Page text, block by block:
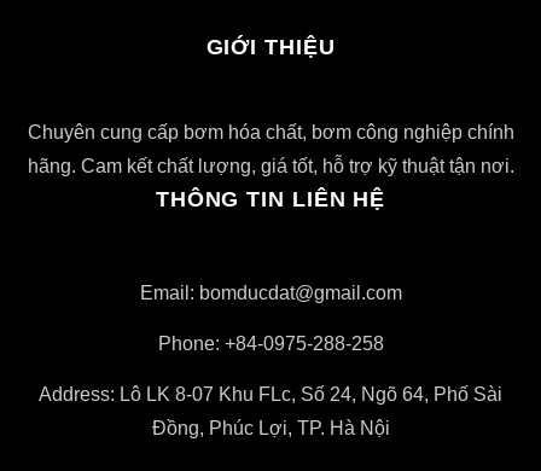
GIỚI THIỆU
Chuyên cung cấp bơm hóa chất, bơm công nghiệp chính
hãng. Cam kết chất lượng, giá tốt, hỗ trợ kỹ thuật tận nơi.
THÔNG TIN LIÊN HỆ
Email: bomducdat@gmail.com
Phone: +84-0975-288-258
Address: Lô LK 8-07 Khu FLc, Số 24, Ngõ 64, Phố Sài
Đồng, Phúc Lợi, TP. Hà Nội